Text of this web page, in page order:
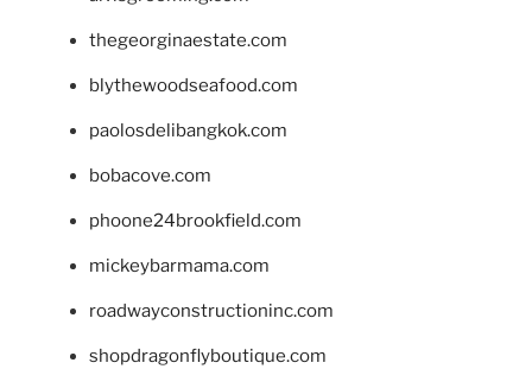
thegeorginaestate.com
blythewoodseafood.com
paolosdelibangkok.com
bobacove.com
phoone24brookfield.com
mickeybarmama.com
roadwayconstructioninc.com
shopdragonflyboutique.com